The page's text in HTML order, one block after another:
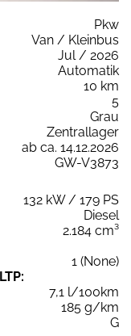
Pkw
Van / Kleinbus
Jul / 2026
Automatik
10 km
5
Grau
Zentrallager
ab ca. 14.12.2026
GW-V3873
132 kW / 179 PS
Diesel
2.184 cm³
1 (None)
7,1 l/100km
185 g/km
G